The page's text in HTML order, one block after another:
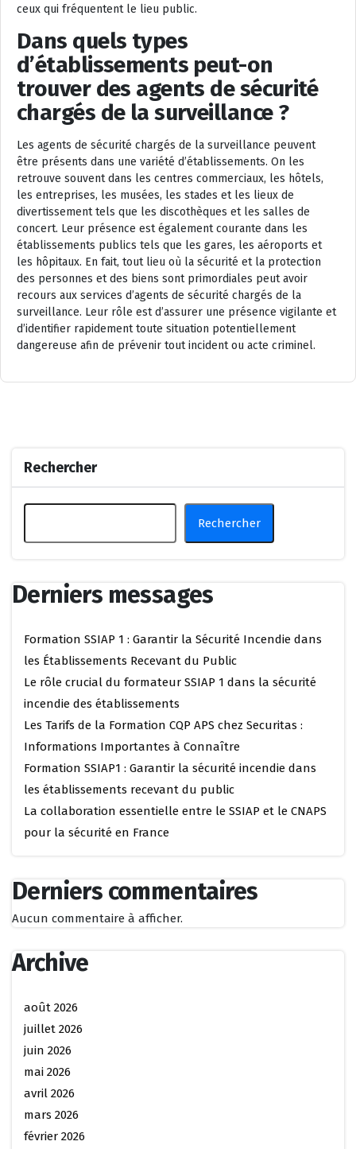
ceux qui fréquentent le lieu public.
Dans quels types
d’établissements peut-on
trouver des agents de sécurité
chargés de la surveillance ?
Les agents de sécurité chargés de la surveillance peuvent
être présents dans une variété d’établissements. On les
retrouve souvent dans les centres commerciaux, les hôtels,
les entreprises, les musées, les stades et les lieux de
divertissement tels que les discothèques et les salles de
concert. Leur présence est également courante dans les
établissements publics tels que les gares, les aéroports et
les hôpitaux. En fait, tout lieu où la sécurité et la protection
des personnes et des biens sont primordiales peut avoir
recours aux services d’agents de sécurité chargés de la
surveillance. Leur rôle est d’assurer une présence vigilante et
d’identifier rapidement toute situation potentiellement
dangereuse afin de prévenir tout incident ou acte criminel.
Rechercher
Rechercher
Derniers messages
Formation SSIAP 1 : Garantir la Sécurité Incendie dans
les Établissements Recevant du Public
Le rôle crucial du formateur SSIAP 1 dans la sécurité
incendie des établissements
Les Tarifs de la Formation CQP APS chez Securitas :
Informations Importantes à Connaître
Formation SSIAP1 : Garantir la sécurité incendie dans
les établissements recevant du public
La collaboration essentielle entre le SSIAP et le CNAPS
pour la sécurité en France
Derniers commentaires
Aucun commentaire à afficher.
Archive
août 2026
juillet 2026
juin 2026
mai 2026
avril 2026
mars 2026
février 2026